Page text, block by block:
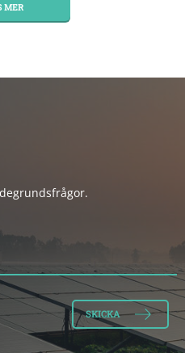
MER